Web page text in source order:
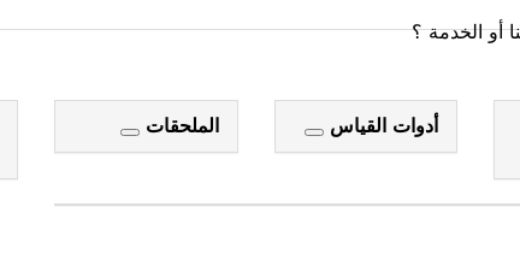
أو الخدمة ؟
أدوات القياس الملحقات